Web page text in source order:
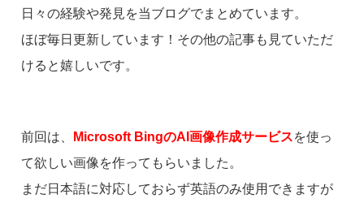
日々の経験や発見を当ブログでまとめています。
ほぼ毎日更新しています！その他の記事も見ていただ
けると嬉しいです。
前回は、 Microsoft BingのAI画像作成サービスを使っ
て欲しい画像を作ってもらいました。
まだ日本語に対応しておらず英語のみ使用できますが